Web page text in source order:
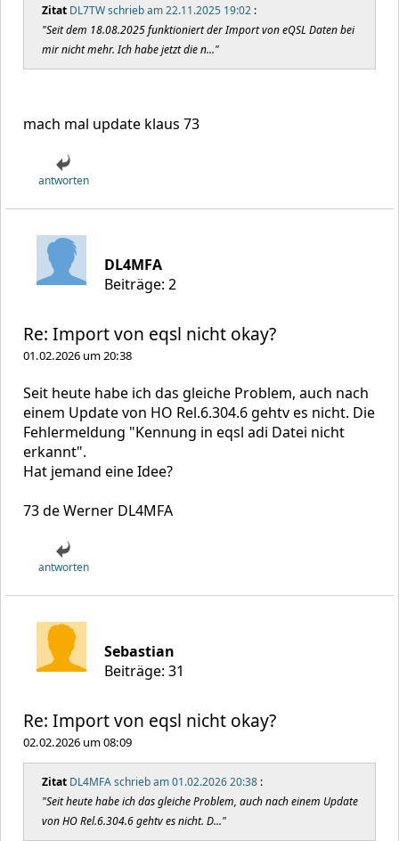
Zitat DL7TW schrieb am 22.11.2025 19:02 :
"Seit dem 18.08.2025 funktioniert der Import von eQSL Daten bei
mir nicht mehr. Ich habe jetzt die n..."
mach mal update klaus 73
antworten
DL4MFA
Beiträge: 2
Re: Import von eqsl nicht okay?
01.02.2026 um 20:38
Seit heute habe ich das gleiche Problem, auch nach
einem Update von HO Rel.6.304.6 gehtv es nicht. Die
Fehlermeldung "Kennung in eqsl adi Datei nicht
erkannt".
Hat jemand eine Idee?
73 de Werner DL4MFA
antworten
Sebastian
Beiträge: 31
Re: Import von eqsl nicht okay?
02.02.2026 um 08:09
Zitat DL4MFA schrieb am 01.02.2026 20:38 :
"Seit heute habe ich das gleiche Problem, auch nach einem Update
von HO Rel.6.304.6 gehtv es nicht. D..."